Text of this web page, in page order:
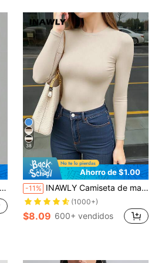
38
Ahorro de $1.00
-11% INAWLY Camiseta de manga larga ajustada de cuello redondo color caqui para mujer
(1000+)
$8.09 600+ vendidos